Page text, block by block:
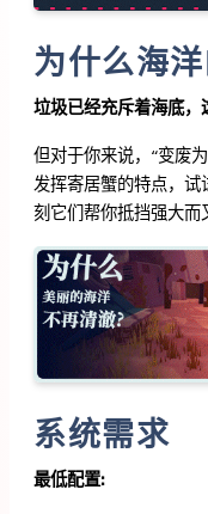
为什么海
垃圾已经充斥着海底，
但对于你来说，“变废
发挥寄居蟹的特点，试
刻它们帮你抵挡强大而
系统需求
最低配置: